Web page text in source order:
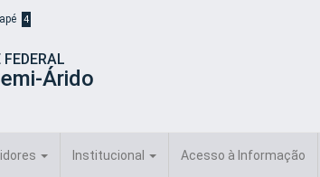
4
FEDERAL
Árido
Institucional Acesso à Informação